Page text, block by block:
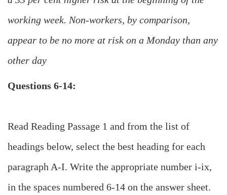
working week. Non-workers, by comparison,
appear to be no more at risk on a Monday than any
other day
Questions 6-14:
Read Reading Passage 1 and from the list of
headings below, select the best heading for each
paragraph A-I. Write the appropriate number i-ix,
in the spaces numbered 6-14 on the answer sheet.